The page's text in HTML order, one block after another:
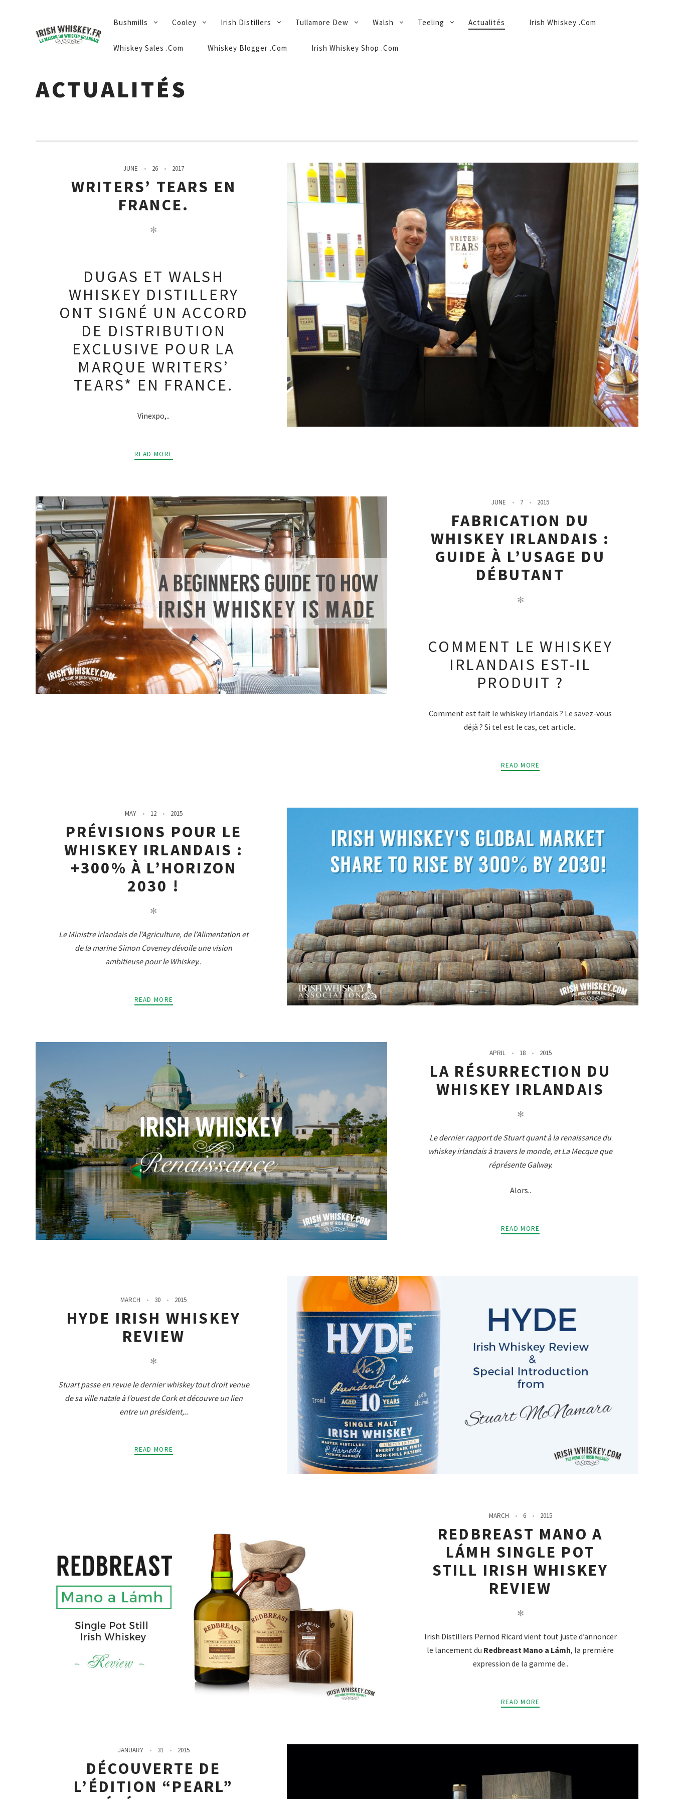
PRIMARY
NAVIGATION
Bushmills Cooley Irish Distillers Tullamore Dew Walsh Teeling Actualités Irish Whiskey .Com
Whiskey Sales .Com Whiskey Blogger .Com Irish Whiskey Shop .Com
ACTUALITÉS
JUNE 26 2017
WRITERS’ TEARS EN
FRANCE.
✻
DUGAS ET WALSH
WHISKEY DISTILLERY
ONT SIGNÉ UN ACCORD
DE DISTRIBUTION
EXCLUSIVE POUR LA
MARQUE WRITERS’
TEARS* EN FRANCE.
Vinexpo,..
READ MORE
JUNE 7 2015
FABRICATION DU
WHISKEY IRLANDAIS :
GUIDE À L’USAGE DU
DÉBUTANT
✻
COMMENT LE WHISKEY
IRLANDAIS EST-IL
PRODUIT ?
Comment est fait le whiskey irlandais ? Le savez-vous
déjà ? Si tel est le cas, cet article..
READ MORE
MAY 12 2015
PRÉVISIONS POUR LE
WHISKEY IRLANDAIS :
+300% À L’HORIZON
2030 !
✻
Le Ministre irlandais de l’Agriculture, de l’Alimentation et
de la marine Simon Coveney dévoile une vision
ambitieuse pour le Whiskey..
READ MORE
APRIL 18 2015
LA RÉSURRECTION DU
WHISKEY IRLANDAIS
✻
Le dernier rapport de Stuart quant à la renaissance du
whiskey irlandais à travers le monde, et La Mecque que
réprésente Galway.
Alors..
READ MORE
MARCH 30 2015
HYDE IRISH WHISKEY
REVIEW
✻
Stuart passe en revue le dernier whiskey tout droit venue
de sa ville natale à l’ouest de Cork et découvre un lien
entre un président,..
READ MORE
MARCH 6 2015
REDBREAST MANO A
LÁMH SINGLE POT
STILL IRISH WHISKEY
REVIEW
✻
Irish Distillers Pernod Ricard vient tout juste d’annoncer
le lancement du Redbreast Mano a Lámh, la première
expression de la gamme de..
READ MORE
JANUARY 31 2015
DÉCOUVERTE DE
L’ÉDITION “PEARL”